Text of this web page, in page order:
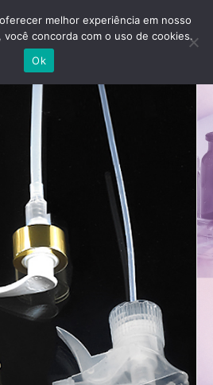
melhor experiência em nosso
concorda com o uso de cookies.
Ok